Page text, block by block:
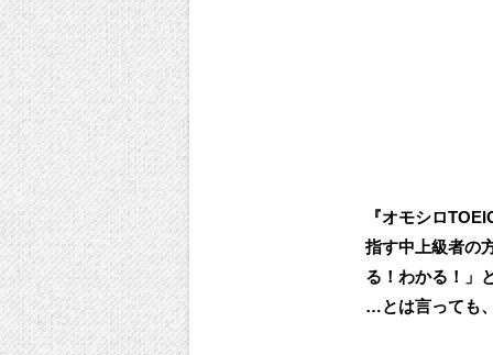
『オモシロ
指す中上級者の
る！わかる！」
…とは言っても